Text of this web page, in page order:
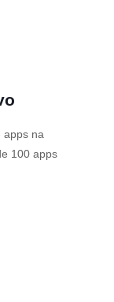
apps na
100 apps